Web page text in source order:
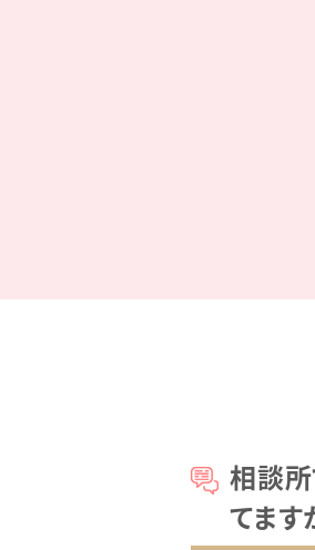
相談
てます